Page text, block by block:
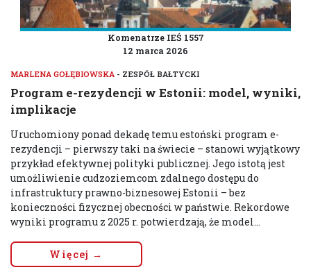
Komenatrze IEŚ 1557
12 marca 2026
MARLENA GOŁĘBIOWSKA - ZESPÓŁ BAŁTYCKI
Program e-rezydencji w Estonii: model, wyniki,
implikacje
Uruchomiony ponad dekadę temu estoński program e-
rezydencji – pierwszy taki na świecie – stanowi wyjątkowy
przykład efektywnej polityki publicznej. Jego istotą jest
umożliwienie cudzoziemcom zdalnego dostępu do
infrastruktury prawno-biznesowej Estonii – bez
konieczności fizycznej obecności w państwie. Rekordowe
wyniki programu z 2025 r. potwierdzają, że model...
Więcej →